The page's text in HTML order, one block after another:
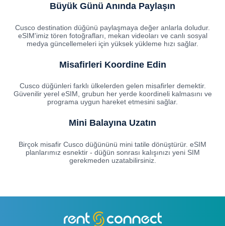
Büyük Günü Anında Paylaşın
Cusco destination düğünü paylaşmaya değer anlarla doludur.
eSIM'imiz tören fotoğrafları, mekan videoları ve canlı sosyal
medya güncellemeleri için yüksek yükleme hızı sağlar.
Misafirleri Koordine Edin
Cusco düğünleri farklı ülkelerden gelen misafirler demektir.
Güvenilir yerel eSIM, grubun her yerde koordineli kalmasını ve
programa uygun hareket etmesini sağlar.
Mini Balayına Uzatın
Birçok misafir Cusco düğününü mini tatile dönüştürür. eSIM
planlarımız esnektir - düğün sonrası kalışınızı yeni SIM
gerekmeden uzatabilirsiniz.